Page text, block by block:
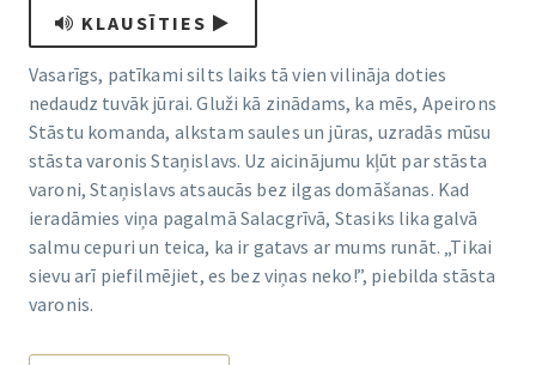
KLAUSĪTIES
Vasarīgs, patīkami silts laiks tā vien vilināja doties
nedaudz tuvāk jūrai. Gluži kā zinādams, ka mēs, Apeirons
Stāstu komanda, alkstam saules un jūras, uzradās mūsu
stāsta varonis Staņislavs. Uz aicinājumu kļūt par stāsta
varoni, Staņislavs atsaucās bez ilgas domāšanas. Kad
ieradāmies viņa pagalmā Salacgrīvā, Stasiks lika galvā
salmu cepuri un teica, ka ir gatavs ar mums runāt. „Tikai
sievu arī piefilmējiet, es bez viņas neko!”, piebilda stāsta
varonis.